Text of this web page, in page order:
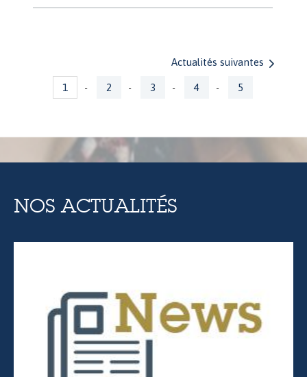
Pages
Actualités suivantes
1 - 2 - 3 - 4 - 5
NOS ACTUALITÉS